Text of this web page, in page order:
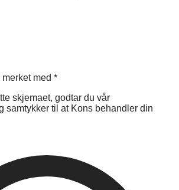
med *
skjemaet, godtar du vår
samtykker til at Kons behandler din